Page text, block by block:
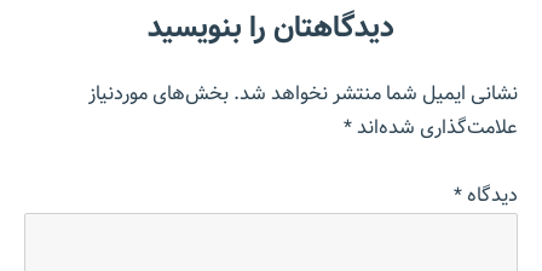
دیدگاهتان را بنویسید
نشانی ایمیل شما منتشر نخواهد شد.بخش‌های موردنیاز
علامت‌گذاری شده‌اند*
دیدگاه*